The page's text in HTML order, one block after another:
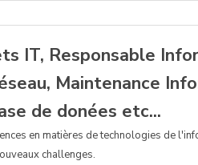
IT, Responsable
Maintenance
de donées etc...
en matières de technologies de
challenges.